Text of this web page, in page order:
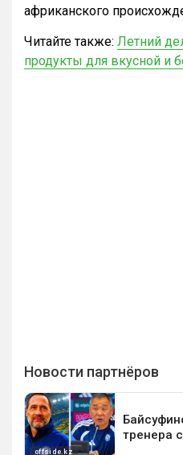
африканского
Читайте также: Летний
продукты для вкусной и